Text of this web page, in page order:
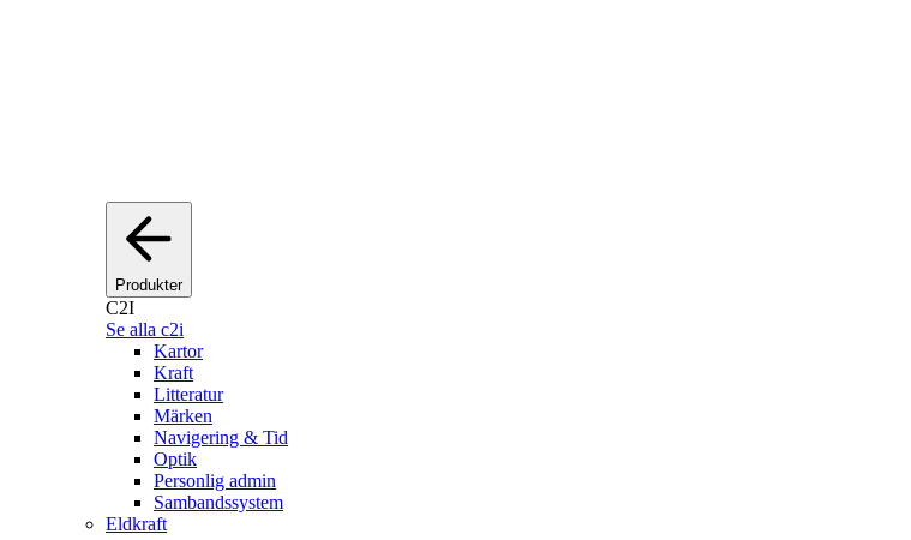
Produkter
C2I
Se alla c2i
Kartor
Kraft
Litteratur
Märken
Navigering & Tid
Optik
Personlig admin
Sambandssystem
Eldkraft